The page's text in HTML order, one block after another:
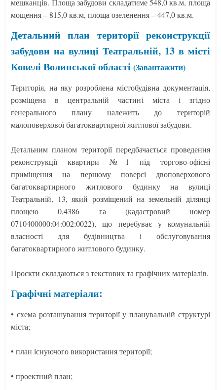
мешканців. Площа забудови складатиме 548,0 кв.м, площа
мощення – 815,0 кв.м, площа озеленення – 447,0 кв.м.
Детальний план території реконструкції
забудови на вулиці Театральній, 13 в місті
Ковелі Волинської області(Завантажити)
Територія, на яку розроблена містобудівна документація,
розміщена в центральній частині міста і згідно
генерального плану належить до територій
малоповерхової багатоквартирної житлової забудови.
Детальним планом території передбачається проведення
реконструкції квартири №1 під торгово-офісні
приміщення на першому поверсі двоповерхового
багатоквартирного житлового будинку на вулиці
Театральній, 13, який розміщений на земельній ділянці
площею 0,4386 га (кадастровий номер
0710400000:04:002:0022), що перебуває у комунальній
власності для будівництва і обслуговування
багатоквартирного житлового будинку.
Проєкти складаються з текстових та графічних матеріалів.
Графічні матеріали:
• схема розташування території у планувальній структурі
міста;
• план існуючого використання території;
• проектний план;